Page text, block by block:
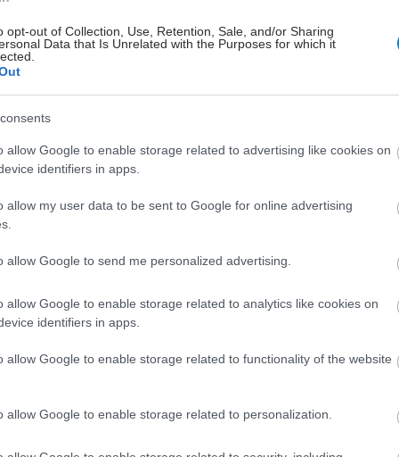
opt-out of Collection, Use, Retention, Sale, and/or Sharing
Data that Is Unrelated with the Purposes for which it
allow Google to enable storage related to advertising like cookies on
identifiers in apps.
allow my user data to be sent to Google for online advertising
allow Google to send me personalized advertising.
allow Google to enable storage related to analytics like cookies on
identifiers in apps.
allow Google to enable storage related to functionality of the website
allow Google to enable storage related to personalization.
το iatronet.gr στο Discover
στη Ρόδο: ''Σε ενάμιση χρόνο, το νοσοκομείο θα
προσωπικού
χαμηλών λιπαρών βοηθά στην απώλεια βάρους
η ποσότητα του φαγητού [μελέτη]
φάρμακο για τη ναρκοληψία